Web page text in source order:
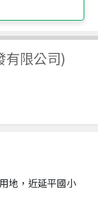
有限公司)
地，近延平國小